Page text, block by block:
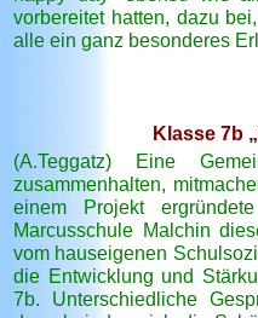
vorbereitet hatten, dazu
alle ein ganz besonderes
Klasse 7b
(A.Teggatz) Eine
zusammenhalten,
einem Projekt
Marcusschule Malchin
vom hauseigenen
die Entwicklung und
7b. Unterschiedliche